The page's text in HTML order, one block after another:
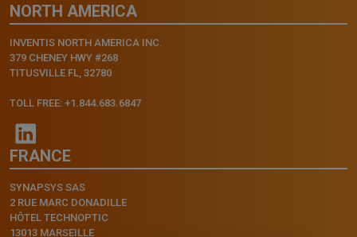
NORTH AMERICA
INVENTIS NORTH AMERICA INC.
379 CHENEY HWY #268
TITUSVILLE FL, 32780
TOLL FREE: +1.844.683.6847
FRANCE
SYNAPSYS SAS
2 RUE MARC DONADILLE
HÔTEL TECHNOPTIC
13013 MARSEILLE